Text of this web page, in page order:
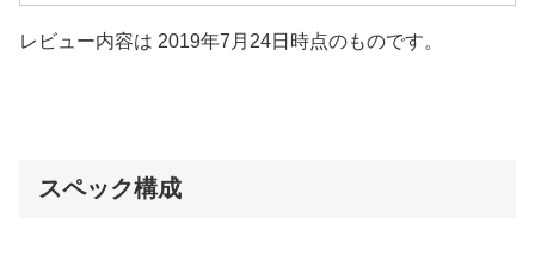
レビュー内容は 2019年7月24日時点のものです。
スペック構成